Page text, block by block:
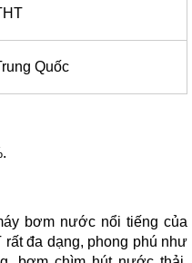
Quốc
bơm nước nổi tiếng của
rất đa dạng, phong phú như